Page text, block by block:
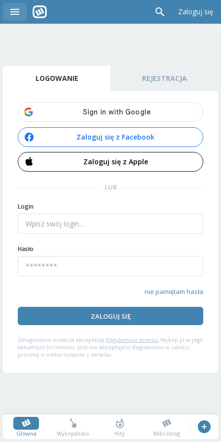
Zaloguj się
LOGOWANIE REJESTRACJA
Zaloguj się z Facebook
Zaloguj się z Apple
LUB
Login
Hasło
nie pamiętam hasła
ZALOGUJ SIĘ
Zalogowanie oznacza akceptację Regulaminu serwisu Wykop.pl w jego
aktualnym brzmieniu. Jeśli nie akceptujesz Regulaminu w całości,
prosimy o niekorzystanie z serwisu.
Główna Wykopalisko Hity Mikroblog